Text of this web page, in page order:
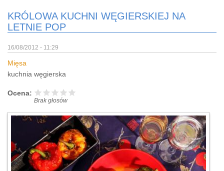
KRÓLOWA KUCHNI WĘGIERSKIEJ NA
LETNIE POP
16/08/2012 - 11:29
Mięsa
kuchnia węgierska
Ocena:
Brak głosów